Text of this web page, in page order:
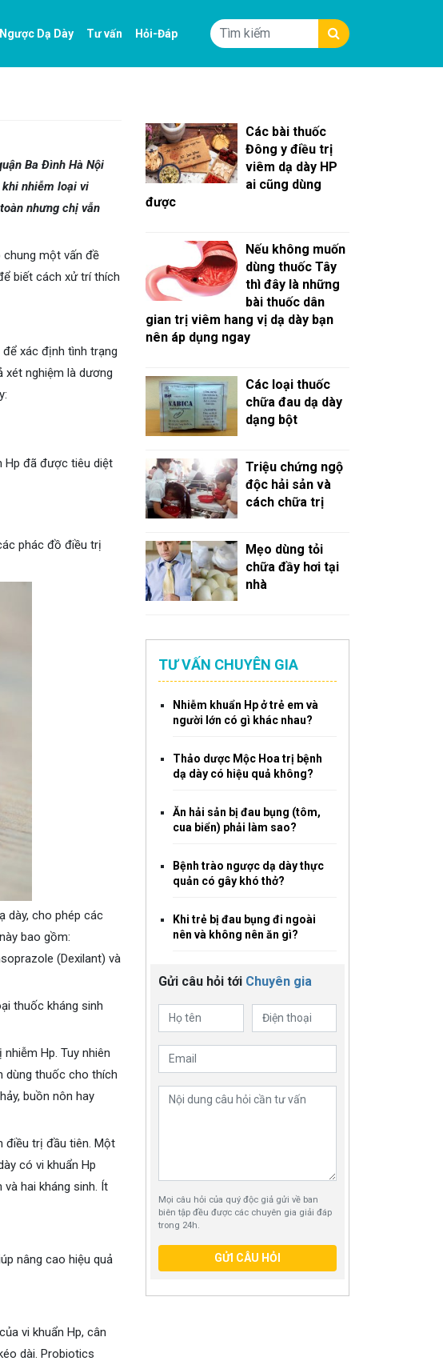
Dạ Dày Tư vấn Hỏi-Đáp
Ba Đình Hà Nội
nhiễm loại vi
nhưng chị vẫn
chung một vấn đề
biết cách xử trí thích
xác định tình trạng
xét nghiệm là dương
Hp đã được tiêu diệt
phác đồ điều trị
dày, cho phép các
bao gồm:
(Dexilant) và
thuốc kháng sinh
Hp. Tuy nhiên
dùng thuốc cho thích
buồn nôn hay
điều trị đầu tiên. Một
có vi khuẩn Hp
hai kháng sinh. Ít
nâng cao hiệu quả
vi khuẩn Hp, cân
dài. Probiotics
Các bài thuốc
Đông y điều trị
viêm dạ dày HP
ai cũng dùng
được
Nếu không muốn
dùng thuốc Tây
thì đây là những
bài thuốc dân
gian trị viêm hang vị dạ dày bạn
nên áp dụng ngay
Các loại thuốc
chữa đau dạ dày
dạng bột
Triệu chứng ngộ
độc hải sản và
cách chữa trị
Mẹo dùng tỏi
chữa đầy hơi tại
nhà
TƯ VẤN CHUYÊN GIA
Nhiễm khuẩn Hp ở trẻ em và
người lớn có gì khác nhau?
Thảo dược Mộc Hoa trị bệnh
dạ dày có hiệu quả không?
Ăn hải sản bị đau bụng (tôm,
cua biển) phải làm sao?
Bệnh trào ngược dạ dày thực
quản có gây khó thở?
Khi trẻ bị đau bụng đi ngoài
nên và không nên ăn gì?
Gửi câu hỏi tới Chuyên gia
Mọi câu hỏi của quý độc giả gửi về ban
biên tập đều được các chuyên gia giải đáp
trong 24h.
GỬI CÂU HỎI